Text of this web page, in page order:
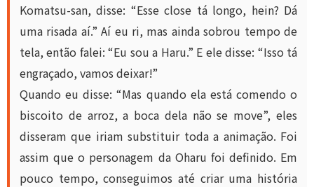
Komatsu-san, disse: “Esse close tá longo, hein? Dá
uma risada aí.” Aí eu ri, mas ainda sobrou tempo de
tela, então falei: “Eu sou a Haru.” E ele disse: “Isso tá
engraçado, vamos deixar!”
Quando eu disse: “Mas quando ela está comendo o
biscoito de arroz, a boca dela não se move”, eles
disseram que iriam substituir toda a animação. Foi
assim que o personagem da Oharu foi definido. Em
pouco tempo, conseguimos até criar uma história